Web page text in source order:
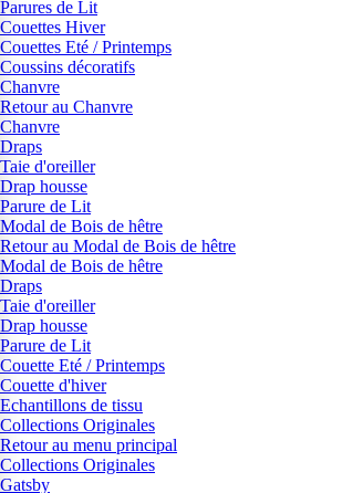
Parures de Lit
Couettes Hiver
Couettes Eté / Printemps
Coussins décoratifs
Chanvre
Retour au Chanvre
Chanvre
Draps
Taie d'oreiller
Drap housse
Parure de Lit
Modal de Bois de hêtre
Retour au Modal de Bois de hêtre
Modal de Bois de hêtre
Draps
Taie d'oreiller
Drap housse
Parure de Lit
Couette Eté / Printemps
Couette d'hiver
Echantillons de tissu
Collections Originales
Retour au menu principal
Collections Originales
Gatsby